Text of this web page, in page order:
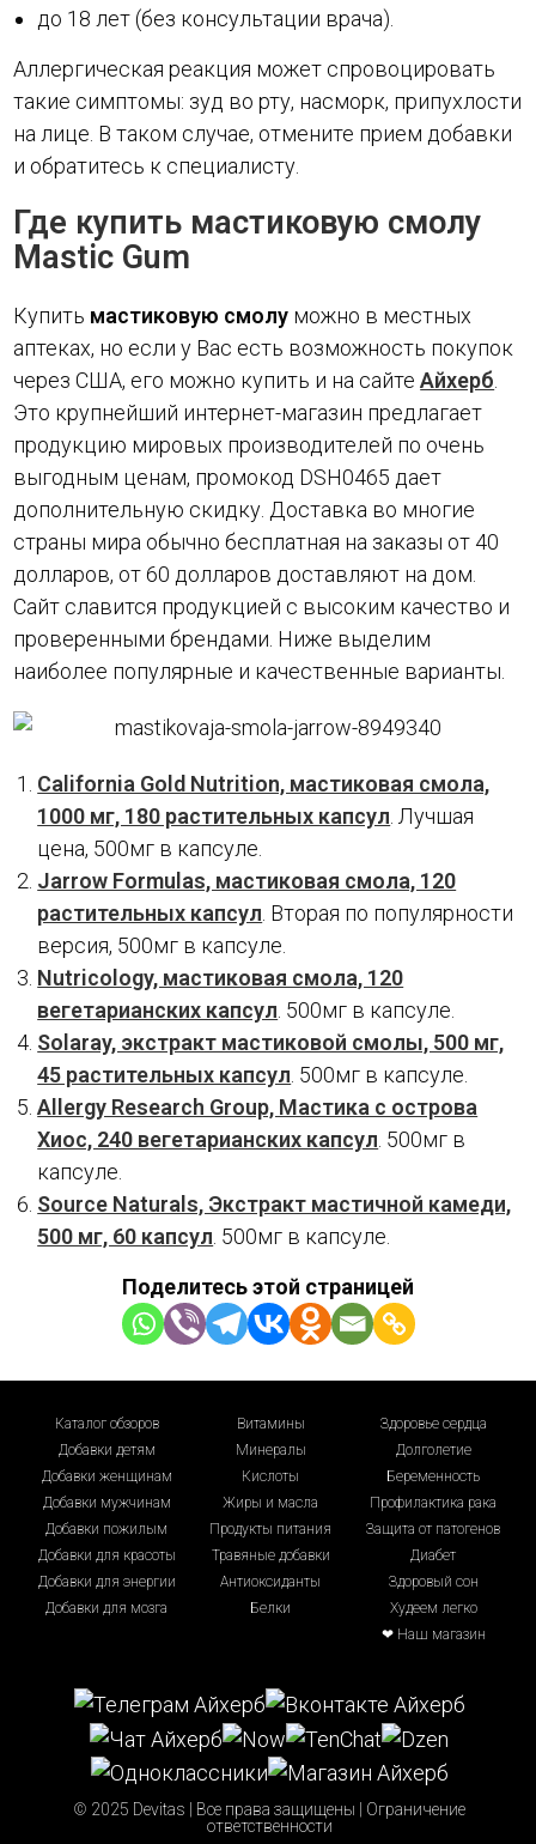
до 18 лет (без консультации врача).
Аллергическая реакция может спровоцировать
такие симптомы: зуд во рту, насморк, припухлости
на лице. В таком случае, отмените прием добавки
и обратитесь к специалисту.
Где купить мастиковую смолу
Mastic Gum
Купить мастиковую смолу можно в местных
аптеках, но если у Вас есть возможность покупок
через США, его можно купить и на сайтеАйхерб
Это крупнейший интернет-магазин предлагает
продукцию мировых производителей по очень
выгодным ценам, промокод DSH0465 дает
дополнительную скидку. Доставка во многие
страны мира обычно бесплатная на заказы от 40
долларов, от 60 долларов доставляют на дом.
Сайт славится продукцией с высоким качество и
проверенными брендами. Ниже выделим
наиболее популярные и качественные варианты.
California Gold Nutrition, мастиковая смола,
1000 мг, 180 растительных капсул . Лучшая
цена, 500мг в капсуле.
Jarrow Formulas, мастиковая смола, 120
растительных капсул . Вторая по популярности
версия, 500мг в капсуле.
Nutricology, мастиковая смола, 120
вегетарианских капсул . 500мг в капсуле.
Solaray, экстракт мастиковой смолы, 500 мг,
45 растительных капсул . 500мг в капсуле.
Allergy Research Group, Мастика с острова
Хиос, 240 вегетарианских капсул . 500мг в
капсуле.
Source Naturals, Экстракт мастичной камеди,
500 мг, 60 капсул . 500мг в капсуле.
Поделитесь этой страницей
Каталог обзоров
Добавки детям
Добавки женщинам
Добавки мужчинам
Добавки пожилым
Добавки для красоты
Добавки для энергии
Добавки для мозга
Витамины
Минералы
Кислоты
Жиры и масла
Продукты питания
Травяные добавки
Антиоксиданты
Белки
Здоровье сердца
Долголетие
Беременность
Профилактика рака
Защита от патогенов
Диабет
Здоровый сон
Худеем легко
❤ Наш магазин
© 2025 Devitas | Все права защищены |
Ограничение
ответственности